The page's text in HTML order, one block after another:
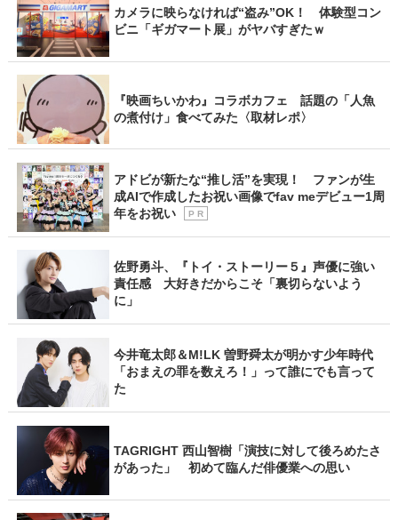
カメラに映らなければ“盗み”OK！ 体験型コン
ビニ「ギガマート展」がヤバすぎたｗ
『映画ちいかわ』コラボカフェ 話題の「人魚
の煮付け」食べてみた〈取材レポ〉
アドビが新たな“推し活”を実現！ ファンが生
成AIで作成したお祝い画像でfav meデビュー1周
年をお祝い
P R
佐野勇斗、『トイ・ストーリー５』声優に強い
責任感 大好きだからこそ「裏切らないよう
に」
今井竜太郎＆M!LK 曽野舜太が明かす少年時代
「おまえの罪を数えろ！」って誰にでも言って
た
TAGRIGHT 西山智樹「演技に対して後ろめたさ
があった」 初めて臨んだ俳優業への思い